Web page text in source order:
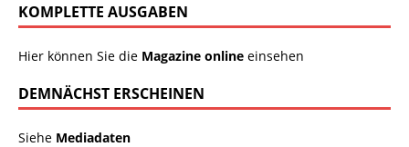
KOMPLETTE AUSGABEN
Hier können Sie die Magazine online einsehen
DEMNÄCHST ERSCHEINEN
Siehe Mediadaten